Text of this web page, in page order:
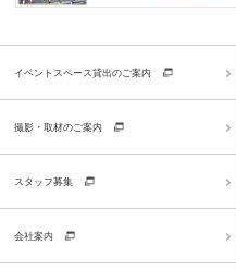
イベントスペース貸出のご案内
撮影・取材のご案内
スタッフ募集
会社案内